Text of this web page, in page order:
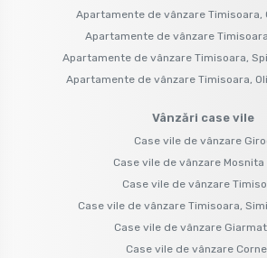
Apartamente de vânzare Timisoara,
Apartamente de vânzare
Apartamente de vânzare Timisoara,
Apartamente de vânzare Timisoara,
Vânzări case vile
Case vile de vânzare
Case vile de vânzare Mosnita
Case vile de vânzare
Case vile de vânzare Timisoara,
Case vile de vânzare
Case vile de vânzare